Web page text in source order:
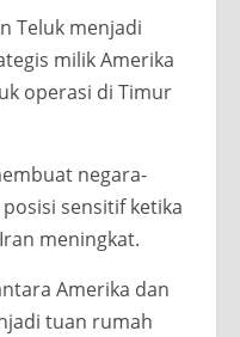
Teluk menjadi
milik Amerika
operasi di Timur
negara-
sensitif ketika
meningkat.
Amerika dan
tuan rumah